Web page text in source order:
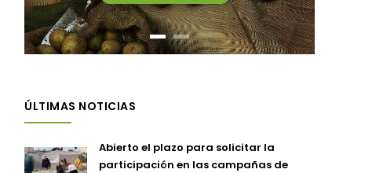
ÚLTIMAS NOTICIAS
Abierto el plazo para solicitar la
participación en las campañas de